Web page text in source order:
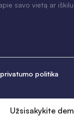
privatumo politika